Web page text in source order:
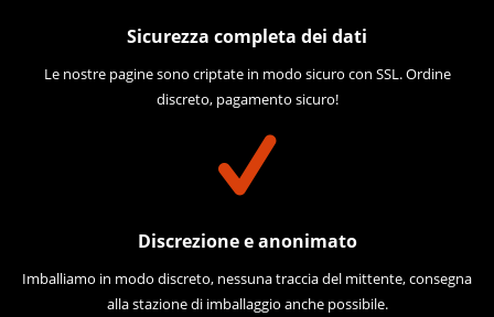
Sicurezza completa dei dati
Le nostre pagine sono criptate in modo sicuro con SSL. Ordine
discreto, pagamento sicuro!
Discrezione e anonimato
Imballiamo in modo discreto, nessuna traccia del mittente, consegna
alla stazione di imballaggio anche possibile.